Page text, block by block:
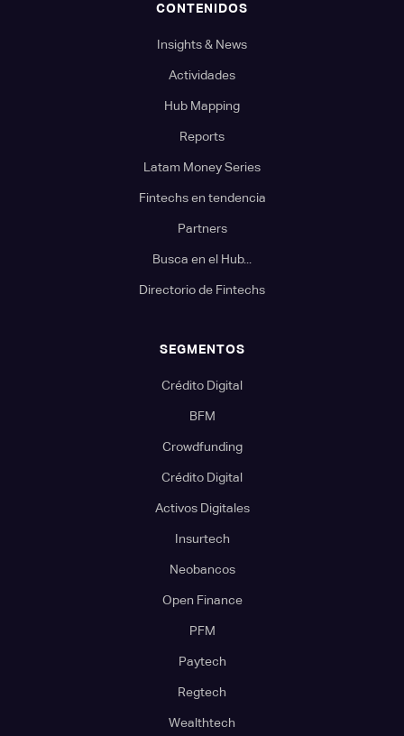
CONTENIDOS
Insights & News
Actividades
Hub Mapping
Reports
Latam Money Series
Fintechs en tendencia
Partners
Busca en el Hub...
Directorio de Fintechs
SEGMENTOS
Crédito Digital
BFM
Crowdfunding
Crédito Digital
Activos Digitales
Insurtech
Neobancos
Open Finance
PFM
Paytech
Regtech
Wealthtech